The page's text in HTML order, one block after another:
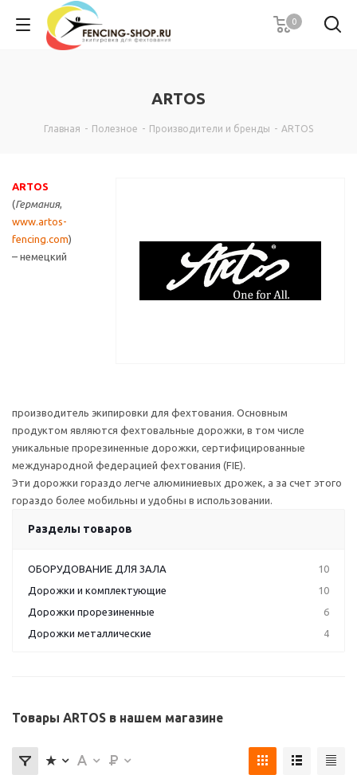
0
ARTOS
Главная - Полезное - Производители и бренды - ARTOS
ARTOS
(Германия,
www.artos-
fencing.com)
– немецкий
производитель экипировки для фехтования. Основным
продуктом являются фехтовальные дорожки, в том числе
уникальные прорезиненные дорожки, сертифицированные
международной федерацией фехтования (FIE).
Эти дорожки гораздо легче алюминиевых дрожек, а за счет этого
гораздо более мобильны и удобны в использовании.
Разделы товаров
ОБОРУДОВАНИЕ ДЛЯ ЗАЛА
10
Дорожки и комплектующие
10
Дорожки прорезиненные
6
Дорожки металлические
4
Товары ARTOS в нашем магазине